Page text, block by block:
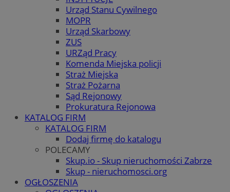
Urząd Stanu Cywilnego
MOPR
Urząd Skarbowy
ZUS
URZąd Pracy
Komenda Miejska policji
Straż Miejska
Straż Pożarna
Sąd Rejonowy
Prokuratura Rejonowa
KATALOG FIRM
KATALOG FIRM
Dodaj firmę do katalogu
POLECAMY
Skup.io - Skup nieruchomości Zabrze
Skup - nieruchomosci.org
OGŁOSZENIA